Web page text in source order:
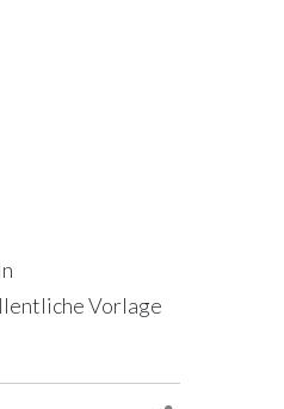
Vorlage